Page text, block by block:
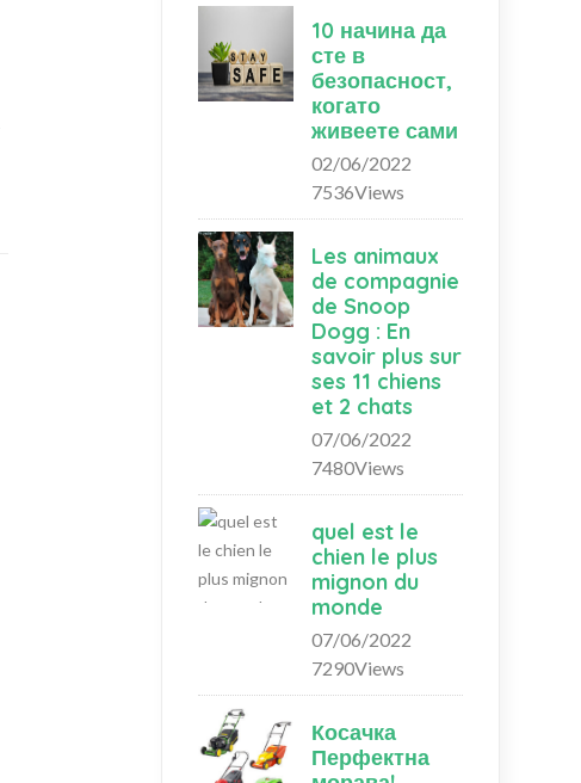
10 начина да
сте в
безопасност,
когато
живеете сами
02/06/2022
7536Views
Les animaux
de compagnie
de Snoop
Dogg : En
savoir plus sur
ses 11 chiens
et 2 chats
07/06/2022
7480Views
quel est le
chien le plus
mignon du
monde
07/06/2022
7290Views
Косачка
Перфектна